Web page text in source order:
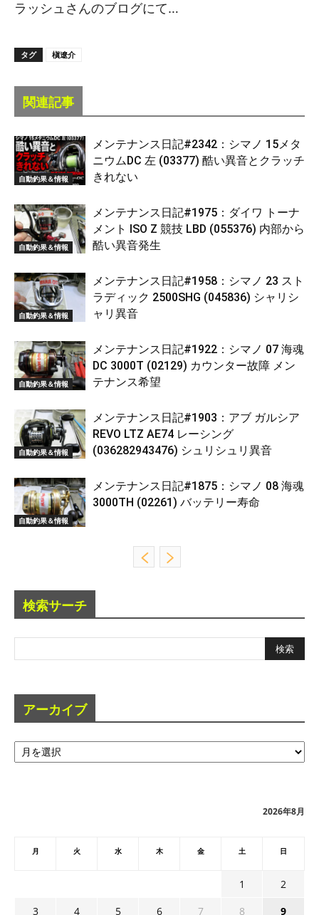
ラッシュさんのブログにて…
タグ 槇遼介
関連記事
自動釣果＆情報
メンテナンス日記#2342：シマノ 15メタ
ニウムDC 左 (03377) 酷い異音とクラッチ
きれない
自動釣果＆情報
メンテナンス日記#1975：ダイワ トーナ
メント ISO Z 競技 LBD (055376) 内部から
酷い異音発生
自動釣果＆情報
メンテナンス日記#1958：シマノ 23 スト
ラディック 2500SHG (045836) シャリシ
ャリ異音
自動釣果＆情報
メンテナンス日記#1922：シマノ 07 海魂
DC 3000T (02129) カウンター故障 メン
テナンス希望
自動釣果＆情報
メンテナンス日記#1903：アブ ガルシア
REVO LTZ AE74 レーシング
(036282943476) シュリシュリ異音
自動釣果＆情報
メンテナンス日記#1875：シマノ 08 海魂
3000TH (02261) バッテリー寿命
検索サーチ
アーカイブ
ア
ー
2026年8月
月 火 水 木 金 土 日
1
2
3
4 5 6 7 8 9